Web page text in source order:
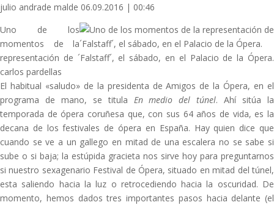
julio andrade malde 06.09.2016 | 00:46
Uno de los
momentos de la
representación de ´Falstaff´, el sábado, en el Palacio de la Ópera.
carlos pardellas
El habitual «saludo» de la presidenta de Amigos de la Ópera, en el
programa de mano, se titula En medio del túnel. Ahí sitúa la
temporada de ópera coruñesa que, con sus 64 años de vida, es la
decana de los festivales de ópera en España. Hay quien dice que
cuando se ve a un gallego en mitad de una escalera no se sabe si
sube o si baja; la estúpida gracieta nos sirve hoy para preguntarnos
si nuestro sexagenario Festival de Ópera, situado en mitad del túnel,
esta saliendo hacia la luz o retrocediendo hacia la oscuridad. De
momento, hemos dados tres importantes pasos hacia delante (el